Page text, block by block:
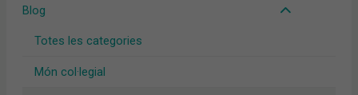
Blog
Totes les categories
Món col·legial